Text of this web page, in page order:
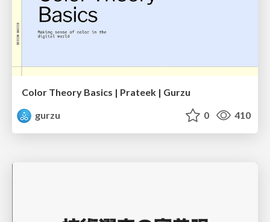
Color Theory Basics | Prateek | Gurzu
gurzu
0 410